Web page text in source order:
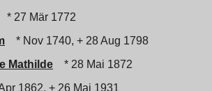
* 27 Mär 1772
* Nov 1740, + 28 Aug 1798
Mathilde
* 28 Mai 1872
1862, + 26 Mai 1931